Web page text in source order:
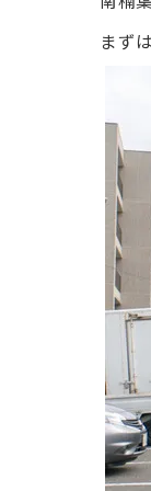
まず